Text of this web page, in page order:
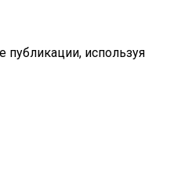
публикации, используя